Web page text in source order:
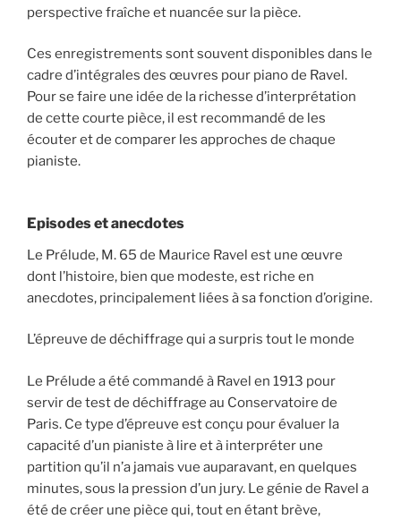
perspective fraîche et nuancée sur la pièce.
Ces enregistrements sont souvent disponibles dans le
cadre d’intégrales des œuvres pour piano de Ravel.
Pour se faire une idée de la richesse d’interprétation
de cette courte pièce, il est recommandé de les
écouter et de comparer les approches de chaque
pianiste.
Episodes et anecdotes
Le Prélude, M. 65 de Maurice Ravel est une œuvre
dont l’histoire, bien que modeste, est riche en
anecdotes, principalement liées à sa fonction d’origine.
L’épreuve de déchiffrage qui a surpris tout le monde
Le Prélude a été commandé à Ravel en 1913 pour
servir de test de déchiffrage au Conservatoire de
Paris. Ce type d’épreuve est conçu pour évaluer la
capacité d’un pianiste à lire et à interpréter une
partition qu’il n’a jamais vue auparavant, en quelques
minutes, sous la pression d’un jury. Le génie de Ravel a
été de créer une pièce qui, tout en étant brève,